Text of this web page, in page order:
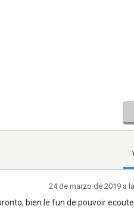
bien le fun de pouvoir
24 de marzo de 2019 a